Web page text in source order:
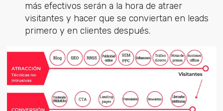
más efectivos serán a la hora de atraer
visitantes y hacer que se conviertan en leads
primero y en clientes después.